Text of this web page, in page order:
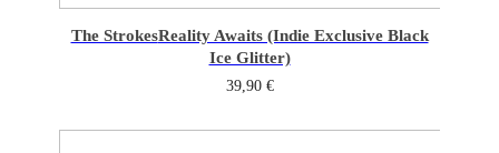
The StrokesReality Awaits (Indie Exclusive Black
Ice Glitter)
39,90 €